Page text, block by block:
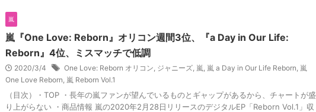
嵐
嵐『One Love: Reborn』オリコン週間3位、『a Day in Our Life:
Reborn』4位、ミスマッチで低調
2020/3/4 One Love: Reborn オリコン, ジャニーズ, 嵐, 嵐 a Day in Our Life Reborn, 嵐
One Love Reborn, 嵐 Reborn Vol.1
（目次）・TOP ・長年の嵐ファンが望んでいるものとギャップがあるから、チャートが盛
り上がらない ・商品情報 嵐の2020年2月28日リリースのデジタルEP「Reborn Vol.1」収